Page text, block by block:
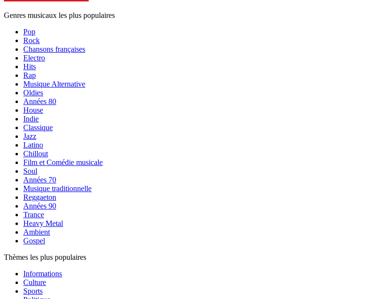
Genres musicaux les plus populaires
Pop
Rock
Chansons françaises
Electro
Hits
Rap
Musique Alternative
Oldies
Années 80
House
Indie
Classique
Jazz
Latino
Chillout
Film et Comédie musicale
Soul
Années 70
Musique traditionnelle
Reggaeton
Années 90
Trance
Heavy Metal
Ambient
Gospel
Thèmes les plus populaires
Informations
Culture
Sports